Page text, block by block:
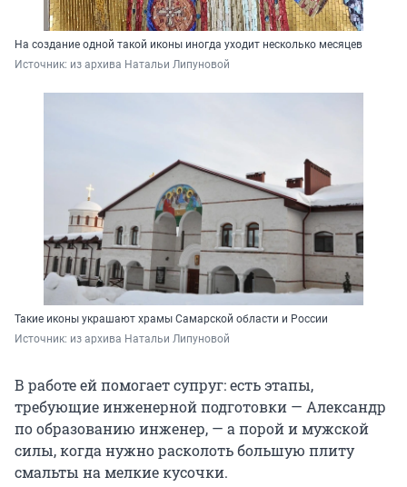
На создание одной такой иконы иногда уходит несколько месяцев
Источник: из архива Натальи Липуновой
Такие иконы украшают храмы Самарской области и России
Источник: из архива Натальи Липуновой
В работе ей помогает супруг: есть этапы,
требующие инженерной подготовки — Александр
по образованию инженер, — а порой и мужской
силы, когда нужно расколоть большую плиту
смальты на мелкие кусочки.